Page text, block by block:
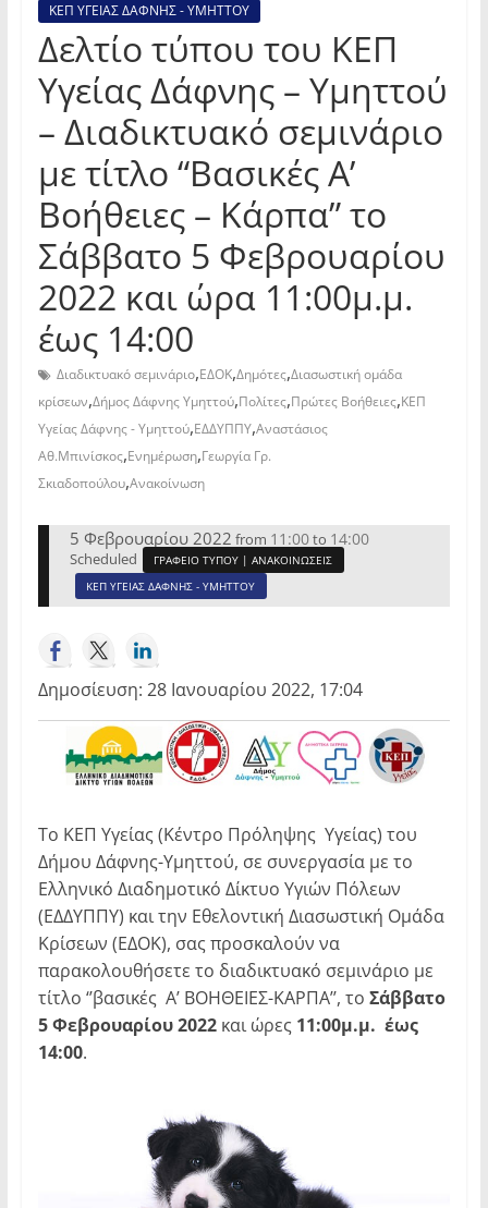
ΚΕΠ ΥΓΕΙΑΣ ΔΑΦΝΗΣ - ΥΜΗΤΤΟΥ
Δελτίο τύπου του ΚΕΠ
Υγείας Δάφνης – Υμηττού
– Διαδικτυακό σεμινάριο
με τίτλο “Βασικές Α’
Βοήθειες – Κάρπα” το
Σάββατο 5 Φεβρουαρίου
2022 και ώρα 11:00μ.μ.
έως 14:00
Διαδικτυακό σεμινάριο,ΕΔΟΚ,Δημότες,Διασωστική ομάδα
κρίσεων,Δήμος Δάφνης Υμηττού,Πολίτες,Πρώτες Βοήθειες,ΚΕΠ
Υγείας Δάφνης - Υμηττού,ΕΔΔΥΠΠΥ,Αναστάσιος
Αθ.Μπινίσκος,Ενημέρωση,Γεωργία Γρ.
Σκιαδοπούλου,Ανακοίνωση
5 Φεβρουαρίου 2022 from 11:00to 14:00
Scheduled
ΓΡΑΦΕΙΟ ΤΥΠΟΥ | ΑΝΑΚΟΙΝΩΣΕΙΣ
ΚΕΠ ΥΓΕΙΑΣ ΔΑΦΝΗΣ - ΥΜΗΤΤΟΥ
Δημοσίευση: 28 Ιανουαρίου 2022, 17:04
Το ΚΕΠ Υγείας (Κέντρο Πρόληψης Υγείας) του
Δήμου Δάφνης-Υμηττού, σε συνεργασία με το
Ελληνικό Διαδημοτικό Δίκτυο Υγιών Πόλεων
(ΕΔΔΥΠΠΥ) και την Εθελοντική Διασωστική Ομάδα
Κρίσεων (ΕΔΟΚ), σας προσκαλούν να
παρακολουθήσετε το διαδικτυακό σεμινάριο με
τίτλο ‘’βασικές Α’ ΒΟΗΘΕΙΕΣ-ΚΑΡΠΑ’’, το Σάββατο
5 Φεβρουαρίου 2022 και ώρες 11:00μ.μ. έως
14:00.